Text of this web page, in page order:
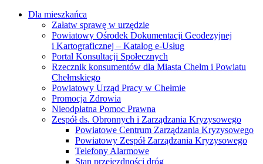
Dla mieszkańca
Załatw sprawę w urzędzie
Powiatowy Ośrodek Dokumentacji Geodezyjnej
i Kartograficznej – Katalog e-Usług
Portal Konsultacji Społecznych
Rzecznik konsumentów dla Miasta Chełm i Powiatu
Chełmskiego
Powiatowy Urząd Pracy w Chełmie
Promocja Zdrowia
Nieodpłatna Pomoc Prawna
Zespół ds. Obronnych i Zarządzania Kryzysowego
Powiatowe Centrum Zarządzania Kryzysowego
Powiatowy Zespół Zarządzania Kryzysowego
Telefony Alarmowe
Stan przejezdności dróg